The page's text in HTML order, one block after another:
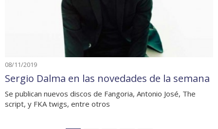
08/11/2019
Sergio Dalma en las novedades de la semana
Se publican nuevos discos de Fangoria, Antonio José, The
script, y FKA twigs, entre otros